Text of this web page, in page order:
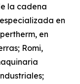
la cadena
en
en
Romi,